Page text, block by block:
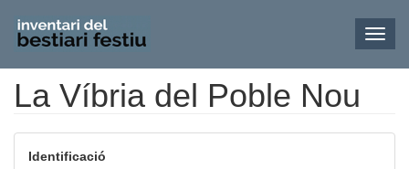
VésLa Víbria del Poble Nou
Identificació